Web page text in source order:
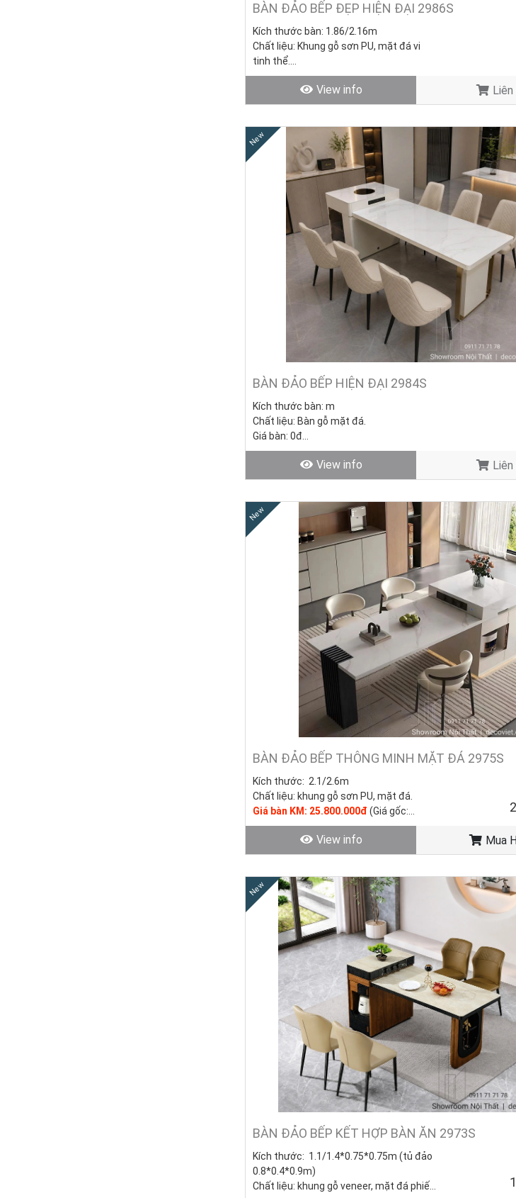
Bạn đang phân vân không biết nên lựa chọn đảo bếp
nhàng. Trong khi đó, bàn ăn kết hợp với bếp thông minh
khảo những mẫu
Bàn Đảo Bếp nổi bật nhất dưới đây nhé!
[BST] Mẫu Bàn Ăn Kết Hợp Bàn Đảo Bếp
Những mẫu bàn ăn kết hợp đảo bếp thông minh không
tiện nghi, hiện đại và phong cách cho ngôi nhà của bạn.
giúp nâng tầm không gian bếp, đồng thời đáp ứng nhu cầu
BÀN ĐẢO BẾP ĐẸP HIỆN ĐẠI 2986S
Kích thước bàn: 1.86/2.16m
Chất liệu: Khung gỗ sơn PU, mặt đá vi
tinh thể.
Giá bàn: 0đ
Tình trạng: Hàng mới - Còn hàng.
View info Liên
New
BÀN ĐẢO BẾP HIỆN ĐẠI 2984S
Kích thước bàn: m
Chất liệu: Bàn gỗ mặt đá.
Giá bàn: 0đ
Giá ghế KM: 850.000đ/ Cái (Giá gốc:
1.050.000đ)
Giá trọn bộ 6 ghế: 0đ
View info Liên
New
BÀN ĐẢO BẾP THÔNG MINH MẶT ĐÁ 2975S
Kích thước: 2.1/2.6m
Chất liệu: khung gỗ sơn PU, mặt đá.
Giá bàn KM: 25.800.000đ (Giá gốc:
32.500.000đ)
Tình trạng: Hàng mới - còn hàng.
View info Mua
New
BÀN ĐẢO BẾP KẾT HỢP BÀN ĂN 2973S
Kích thước: 1.1/1.4*0.75*0.75m (tủ đảo
0.8*0.4*0.9m)
Chất liệu: khung gỗ veneer, mặt đá phiến.